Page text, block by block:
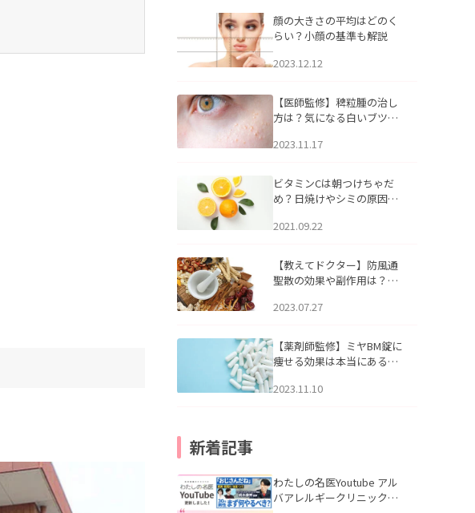
顔の大きさの平均はどのく
らい？小顔の基準も解説
2023.12.12
【医師監修】稗粒腫の治し
方は？気になる白いブツブ
アについて
2023.11.17
ビタミンCは朝つけちゃだ
め？日焼けやシミの原因に
2021.09.22
【教えてドクター】防風通
聖散の効果や副作用は？長
2023.07.27
【薬剤師監修】ミヤBM錠に
痩せる効果は本当にある
2023.11.10
新着記事
わたしの名医Youtube アル
バアレルギークリニック札